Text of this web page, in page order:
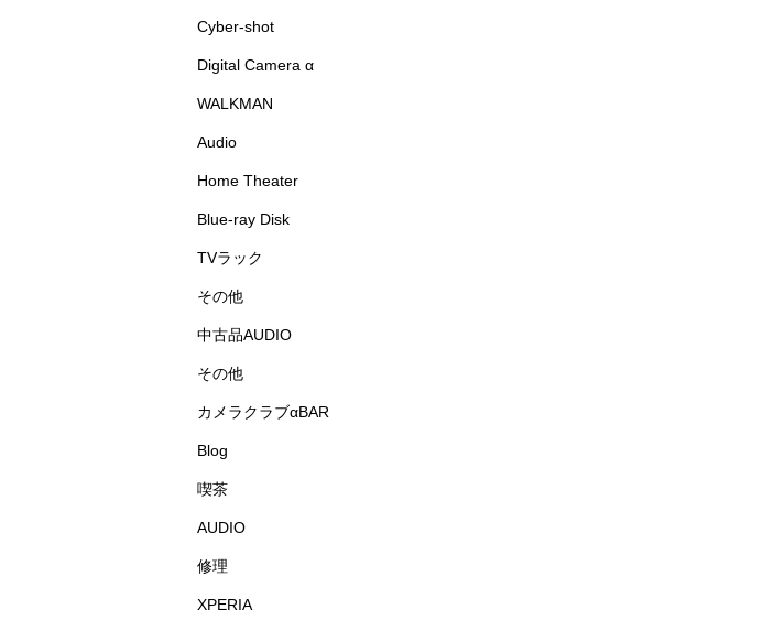
Cyber-shot
Digital Camera α
WALKMAN
Audio
Home Theater
Blue-ray Disk
TVラック
その他
中古品AUDIO
その他
カメラクラブαBAR
Blog
喫茶
AUDIO
修理
XPERIA